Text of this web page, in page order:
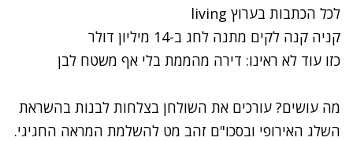
לכל הכתבות בערוץ living
קניה קנה לקים מתנה לחג ב-14 מיליון דולר
כזו עוד לא ראינו: דירה מהממת בלי אף משטח לבן
מה עושים? עורכים את השולחן בצלחות לבנות בהשראת
השלג האירופי ובסכו"ם זהב מט להשלמת המראה החגיגי.